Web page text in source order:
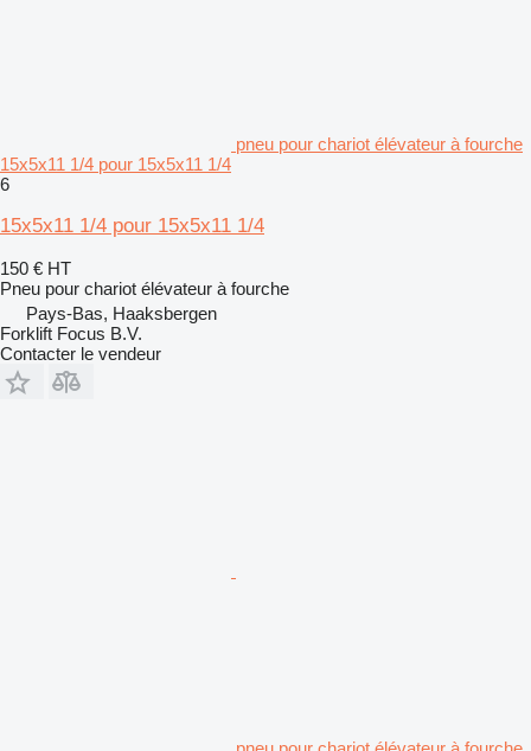
pneu pour chariot élévateur à fourche
15x5x11 1/4 pour 15x5x11 1/4
6
15x5x11 1/4 pour 15x5x11 1/4
150 € HT
Pneu pour chariot élévateur à fourche
Pays-Bas, Haaksbergen
Forklift Focus B.V.
Contacter le vendeur